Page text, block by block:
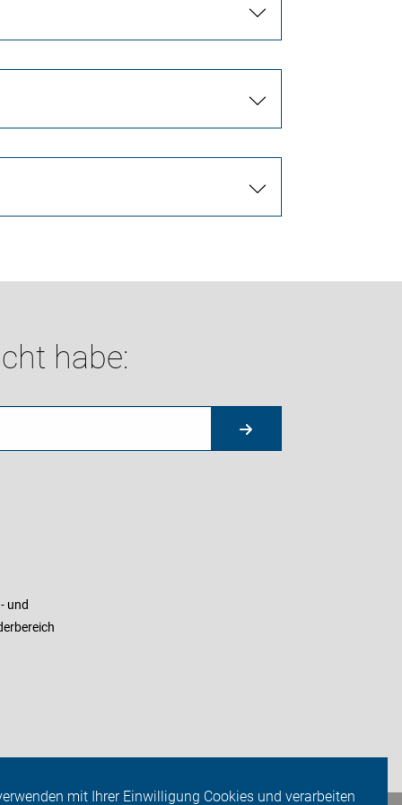
mit Ihrer Einwilligung Cookies und verarbeiten
habe:
und